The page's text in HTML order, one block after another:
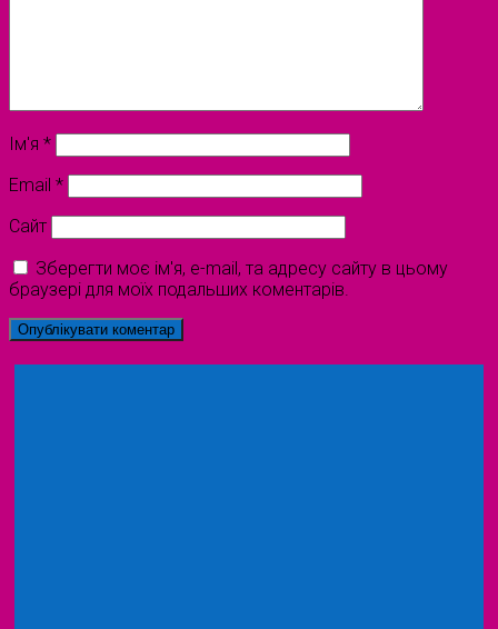
Ім'я *
Email *
Сайт
Зберегти моє ім'я, e-mail, та адресу сайту в цьому
браузері для моїх подальших коментарів.